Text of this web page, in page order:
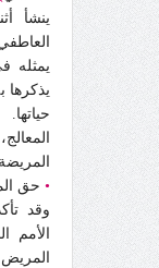
ينشأ
يمثله
يذكرها
• حق
وقد